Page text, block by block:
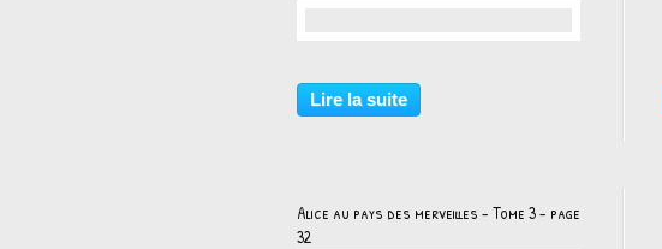
Lire la suite
Alice au pays des merveilles - Tome 3 - page
32